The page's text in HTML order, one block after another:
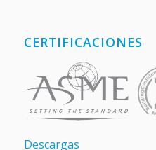
CERTIFICACIONES
Descargas